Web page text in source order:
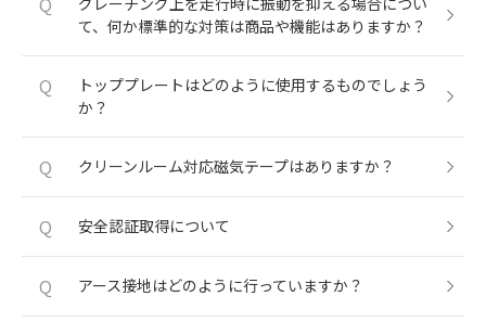
て、何か標準的な対策は商品や機能はありますか？
Q
トッププレートはどのように使用するものでしょう
か？
Q クリーンルーム対応磁気テープはありますか？
Q 安全認証取得について
Q アース接地はどのように行っていますか？